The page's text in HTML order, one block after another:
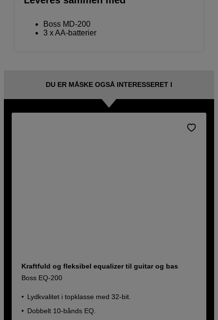
Boss MD-200
3 x AA-batterier
DU ER MÅSKE OGSÅ INTERESSERET I
Kraftfuld og fleksibel equalizer til guitar og bas
Boss EQ-200
Lydkvalitet i topklasse med 32-bit.
Dobbelt 10-bånds EQ.